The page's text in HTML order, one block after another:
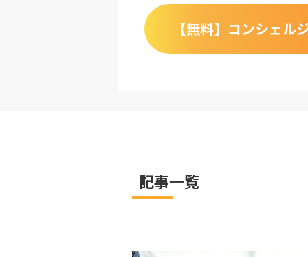
【無料】 コンシェル
記事一覧